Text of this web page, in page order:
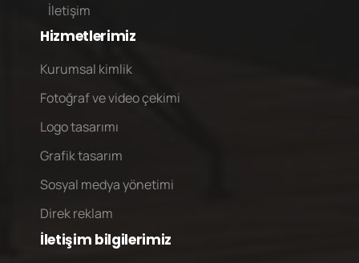
İletişim
Hizmetlerimiz
Kurumsal kimlik
Fotoğraf ve video çekimi
Logo tasarımı
Grafik tasarım
Sosyal medya yönetimi
Direk reklam
İletişim bilgilerimiz